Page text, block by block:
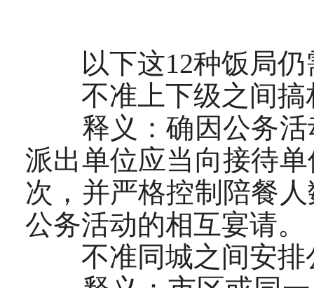
以下这12种饭局仍
不准上下级之间搞
释义：确因公务活
派出单位应当向接待
次，并严格控制陪餐
公务活动的相互宴请。
不准同城之间安排